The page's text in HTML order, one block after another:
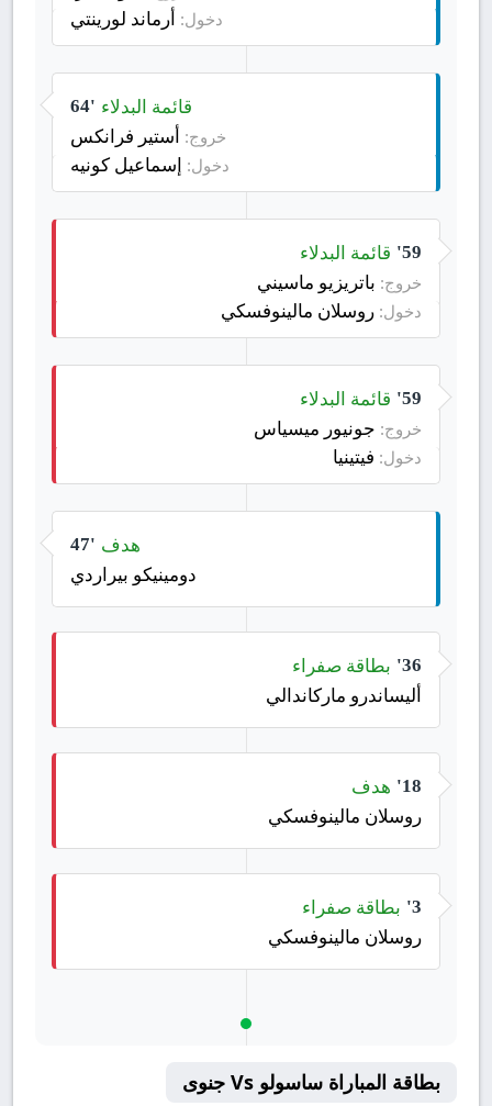
دخول: أرماند لورينتي
64' قائمة البدلاء
خروج: أستير فرانكس
دخول: إسماعيل كونيه
59' قائمة البدلاء
خروج: باتريزيو ماسيني
دخول: روسلان مالينوفسكي
59' قائمة البدلاء
خروج: جونيور ميسياس
دخول: فيتينيا
47' هدف
دومينيكو بيراردي
36' بطاقة صفراء
أليساندرو ماركاندالي
18'
هدف
روسلان مالينوفسكي
3' بطاقة صفراء
روسلان مالينوفسكي
بطاقة المباراة ساسولو Vs جنوى